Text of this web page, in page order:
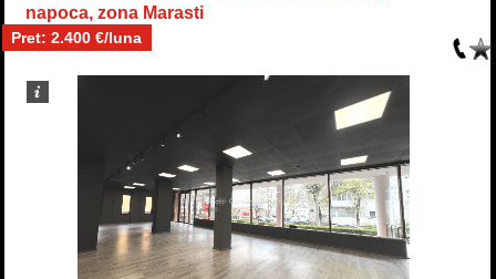
napoca, zona Marasti
Pret: 2.400 €/luna